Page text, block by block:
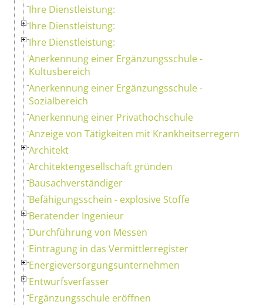
Ihre Dienstleistung:
Ihre Dienstleistung:
Ihre Dienstleistung:
Anerkennung einer Ergänzungsschule -
Kultusbereich
Anerkennung einer Ergänzungsschule -
Sozialbereich
Anerkennung einer Privathochschule
Anzeige von Tätigkeiten mit Krankheitserregern
Architekt
Architektengesellschaft gründen
Bausachverständiger
Befähigungsschein - explosive Stoffe
Beratender Ingenieur
Durchführung von Messen
Eintragung in das Vermittlerregister
Energieversorgungsunternehmen
Entwurfsverfasser
Ergänzungsschule eröffnen